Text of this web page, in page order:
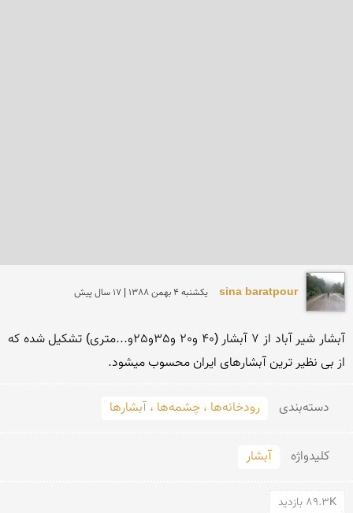
sina baratpour يكشنبه 4 بهمن 1388 | 17 سال پیش
از بی نظیر ترین آبشارهای ایران محسوب میشود.
دسته‌بندی رودخانه‌ها ، چشمه‌ها ، آبشارها
کلید‌واژه آبشار
89.3K بازدید